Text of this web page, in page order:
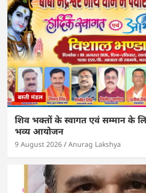
p
p
o
o
k
n
बस्ती मंडल
शिव भक्तों के स्वागत एवं सम्मान के
भव्य आयोजन
9 August 2026 Anurag Lakshya